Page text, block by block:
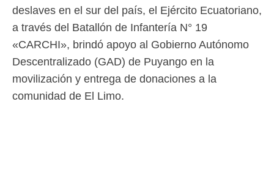
deslaves en el sur del país, el Ejército Ecuatoriano,
a través del Batallón de Infantería N° 19
«CARCHI», brindó apoyo al Gobierno Autónomo
Descentralizado (GAD) de Puyango en la
movilización y entrega de donaciones a la
comunidad de El Limo.